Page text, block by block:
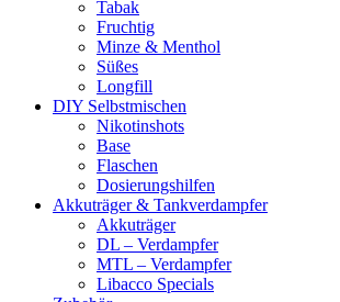
Tabak
Fruchtig
Minze & Menthol
Süßes
Longfill
DIY Selbstmischen
Nikotinshots
Base
Flaschen
Dosierungshilfen
Akkuträger & Tankverdampfer
Akkuträger
DL – Verdampfer
MTL – Verdampfer
Libacco Specials